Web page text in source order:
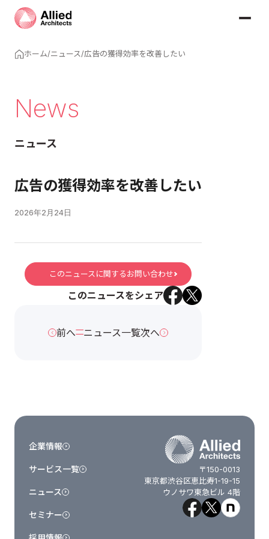
ホーム/ニュース/広告の獲得効率を改善したい
News
ニュース
広告の獲得効率を改善したい
2026年2月24日
このニュースに関するお問い合わせ
このニュースをシェア
前へ ニュース一覧次へ
〒150-0013
東京都渋谷区恵比寿1-19-15
ウノサワ東急ビル 4階
企業情報
サービス一覧
ニュース
セミナー